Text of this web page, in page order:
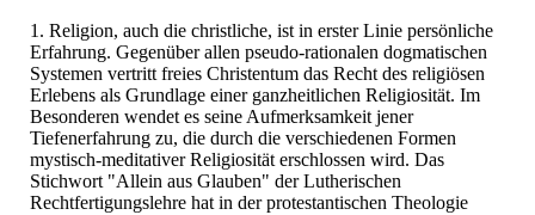
1. Religion, auch die christliche, ist in erster Linie persönliche
Erfahrung. Gegenüber allen pseudo-rationalen dogmatischen
Systemen vertritt freies Christentum das Recht des religiösen
Erlebens als Grundlage einer ganzheitlichen Religiosität. Im
Besonderen wendet es seine Aufmerksamkeit jener
Tiefenerfahrung zu, die durch die verschiedenen Formen
mystisch-meditativer Religiosität erschlossen wird. Das
Stichwort "Allein aus Glauben" der Lutherischen
Rechtfertigungslehre hat in der protestantischen Theologie